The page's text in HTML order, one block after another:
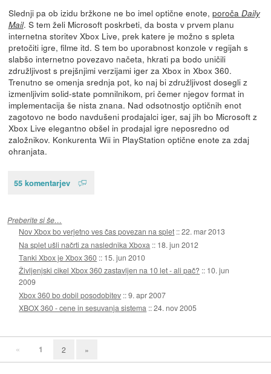
Slednji pa ob izidu bržkone ne bo imel optične enote, poroča Daily
Mail. S tem želi Microsoft poskrbeti, da bosta v prvem planu
internetna storitev Xbox Live, prek katere je možno s spleta
pretočiti igre, filme itd. S tem bo uporabnost konzole v regijah s
slabšo internetno povezavo načeta, hkrati pa bodo uničili
združljivost s prejšnjimi verzijami iger za Xbox in Xbox 360.
Trenutno se omenja srednja pot, ko naj bi združljivost dosegli z
izmenljivim solid-state pomnilnikom, pri čemer njegov format in
implementacija še nista znana. Nad odsotnostjo optičnih enot
zagotovo ne bodo navdušeni prodajalci iger, saj jih bo Microsoft z
Xbox Live elegantno obšel in prodajal igre neposredno od
založnikov. Konkurenta Wii in PlayStation optične enote za zdaj
ohranjata.
55 komentarjev
Preberite si še…
Nov Xbox bo verjetno ves čas povezan na splet ::22. mar 2013
Na splet ušli načrti za naslednika Xboxa :: 18. jun 2012
Tanki Xbox je Xbox 360 :: 15. jun 2010
Življenjski cikel Xbox 360 zastavljen na 10 let - ali pač? :: 10. jun
2009
Xbox 360 bo dobil posodobitev ::9. apr 2007
XBOX 360 - cene in sesuvanja sistema ::24. nov 2005
« 1 2 »